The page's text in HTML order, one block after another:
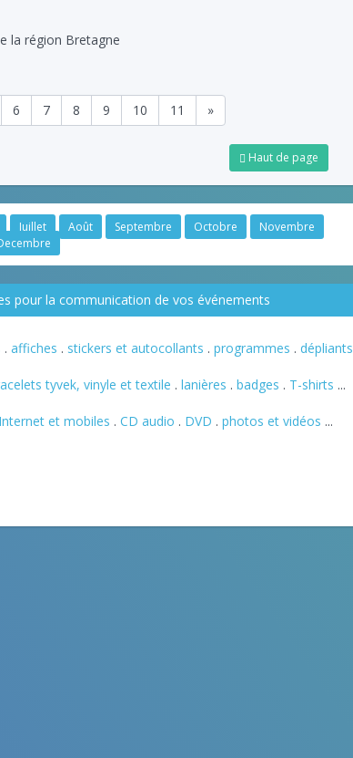
la région Bretagne
6 7 8 9 10 11 »
Haut de page
Juillet Août Septembre Octobre
Novembre
pour la communication de vos événements
. affiches . stickers et autocollants . programmes . dépliants
tyvek, vinyle et textile . lanières . badges . T-shirts ...
et mobiles . CD audio . DVD . photos et vidéos ...